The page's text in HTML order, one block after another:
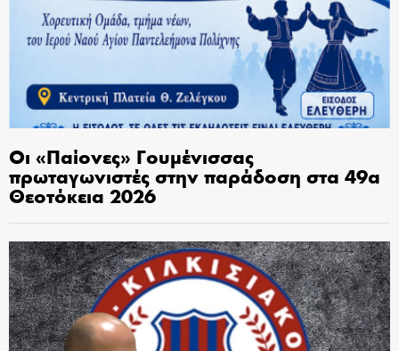
Οι «Παίονες» Γουμένισσας
πρωταγωνιστές στην παράδοση στα 49α
Θεοτόκεια 2026